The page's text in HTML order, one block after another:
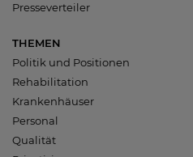
Presseverteiler
THEMEN
Politik und Positionen
Rehabilitation
Krankenhäuser
Personal
Qualität